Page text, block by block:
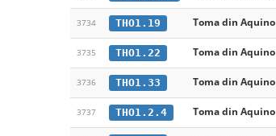
3734 THO1.19 Toma din Aquino
3735 THO1.22 Toma din Aquino
3736 THO1.33 Toma din Aquino
3737 THO1.2.4 Toma din Aquino